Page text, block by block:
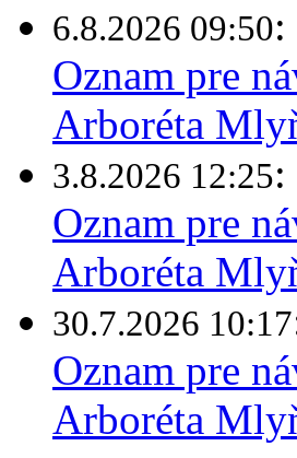
6.8.2026 09:50:
Oznam pre
Arboréta
3.8.2026 12:25:
Oznam pre
Arboréta
30.7.2026 10:17
Oznam pre
Arboréta